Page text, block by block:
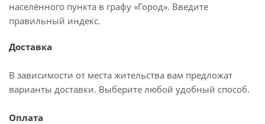
населённого пункта в графу «Город». Введите
правильный индекс.
Доставка
В зависимости от места жительства вам предложат
варианты доставки. Выберите любой удобный способ.
Оплата